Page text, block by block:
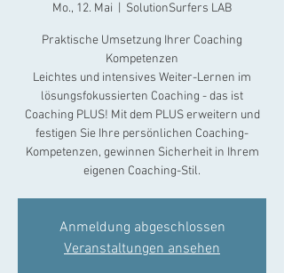
Mo., 12. Mai SolutionSurfers LAB
Praktische Umsetzung Ihrer Coaching
Kompetenzen
Leichtes und intensives Weiter-Lernen im
lösungsfokussierten Coaching - das ist
Coaching PLUS! Mit dem PLUS erweitern und
festigen Sie Ihre persönlichen Coaching-
Kompetenzen, gewinnen Sicherheit in Ihrem
eigenen Coaching-Stil.
Anmeldung abgeschlossen
Veranstaltungen ansehen